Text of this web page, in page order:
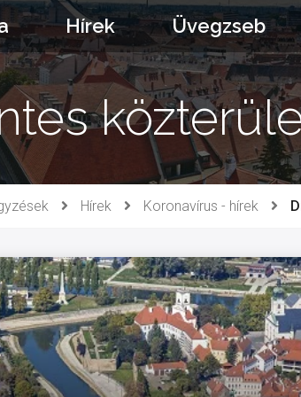
Hírek Üvegzseb
Hírek Koronavírus - hírek